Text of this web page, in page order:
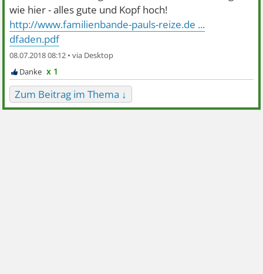
wie hier - alles gute und Kopf hoch!
http://www.familienbande-pauls-reize.de ...
dfaden.pdf
08.07.2018 08:12 •
x 1
Zum Beitrag im Thema ↓